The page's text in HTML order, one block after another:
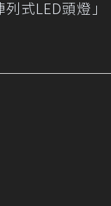
式LED頭燈」